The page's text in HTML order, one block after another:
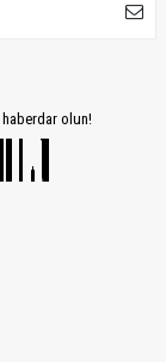
olun!